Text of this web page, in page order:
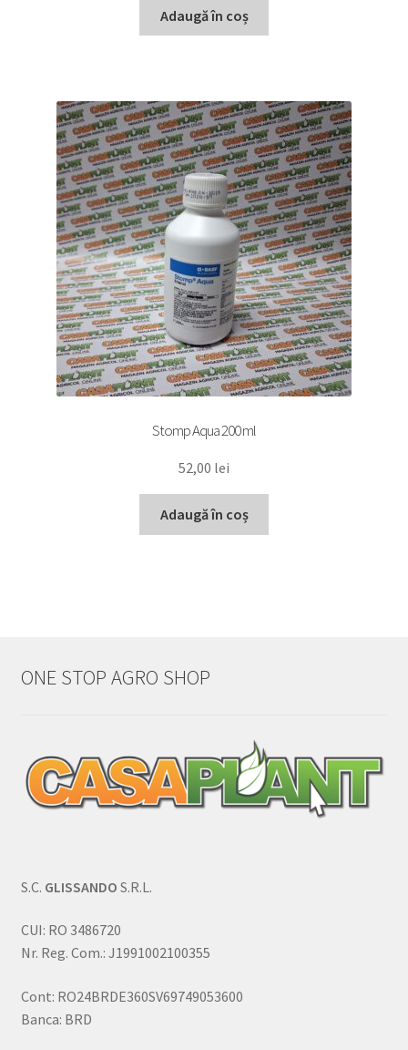
Adaugă în coș
Stomp Aqua 200 ml
52,00 lei
Adaugă în coș
ONE STOP AGRO SHOP
S.C. GLISSANDO S.R.L.
CUI: RO 3486720
Nr. Reg. Com.: J1991002100355
Cont: RO24BRDE360SV69749053600
Banca: BRD